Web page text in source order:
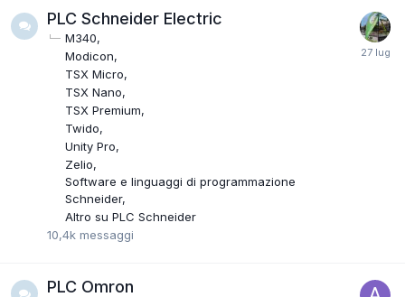
PLC Schneider Electric
M340
Modicon
TSX Micro
TSX Nano
TSX Premium
Twido
Unity Pro
Zelio
Software e linguaggi di programmazione
Schneider
Altro su PLC Schneider
10,4k messaggi
PLC Omron